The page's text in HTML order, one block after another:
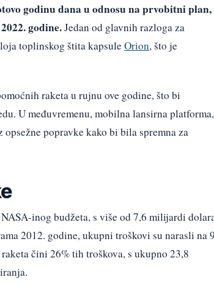
godinu dana u odnosu na prvobitni plan,
godine.Jedan od glavnih razloga za
toplinskog štita kapsuleOrion, što je
raketa u rujnu ove godine, što bi
U međuvremenu, mobilna lansirna platforma,
popravke kako bi bila spremna za
inog budžeta, s više od 7,6 milijardi
2012. godine, ukupni troškovi su narasli na
čini 26% tih troškova, s ukupno 23,8